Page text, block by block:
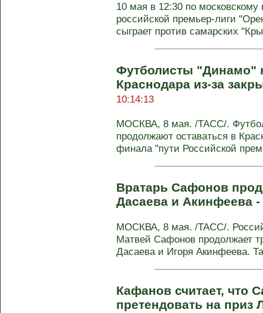
10 мая в 12:30 по московскому
российской премьер-лиги
сыграет против самарских
Футболисты "Динамо"
Краснодара из-за
10:14:13
МОСКВА, 8 мая. /ТАСС/.
продолжают оставаться в
финала "пути Российской
Вратарь Сафонов
Дасаева и Акинфеева
МОСКВА, 8 мая. /ТАСС/.
Матвей Сафонов продолжает
Дасаева и Игоря Акинфеева.
Кафанов считает, что
претендовать на приз